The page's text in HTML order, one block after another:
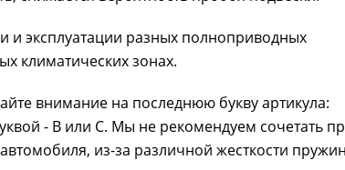
и эксплуатации разных полноприводных
климатических зонах.
внимание на последнюю букву артикула:
- B или C. Мы не рекомендуем сочетать
из-за различной жесткости